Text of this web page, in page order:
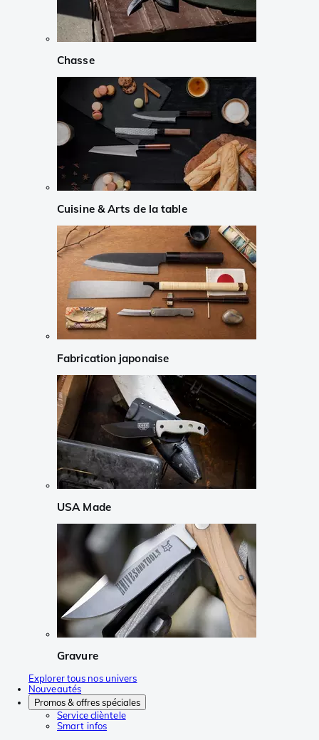
Chasse
Cuisine & Arts de la table
Fabrication japonaise
USA Made
Gravure
Explorer tous nos univers
Nouveautés
Promos & offres spéciales
Service clièntele
Smart infos